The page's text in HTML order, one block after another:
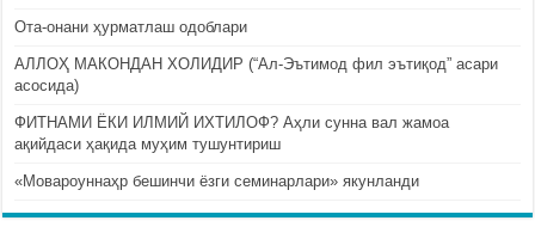
Ота-онани ҳурматлаш одоблари
АЛЛОҲ МАКОНДАН ХОЛИДИР (“Ал-Эътимод фил эътиқод” асари
асосида)
ФИТНАМИ ЁКИ ИЛМИЙ ИХТИЛОФ? Аҳли сунна вал жамоа
ақийдаси ҳақида муҳим тушунтириш
«Мовароуннаҳр бешинчи ёзги семинарлари» якунланди